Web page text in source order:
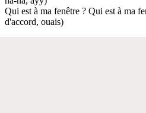
Qui est à ma fenêtre ? Qui est à ma
d'accord, ouais)